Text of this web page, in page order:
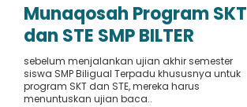
Munaqosah Program SKT
dan STE SMP BILTER
sebelum menjalankan ujian akhir semester
siswa SMP Biligual Terpadu khususnya untuk
program SKT dan STE, mereka harus
menuntuskan ujian baca..